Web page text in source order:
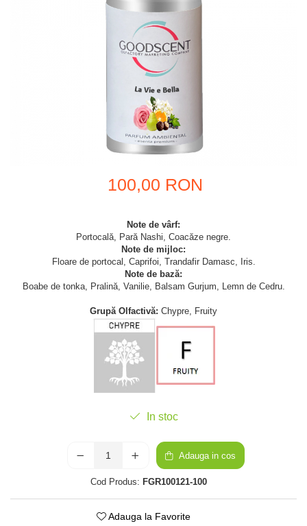
100,00 RON
Note de vârf:
Portocală, Pară Nashi, Coacăze negre.
Note de mijloc:
Floare de portocal, Caprifoi, Trandafir Damasc, Iris.
Note de bază:
Boabe de tonka, Pralină, Vanilie, Balsam Gurjum, Lemn de Cedru.
Grupă Olfactivă: Chypre, Fruity
In stoc
Adauga in cos
Cod Produs: FGR100121-100
Adauga la Favorite